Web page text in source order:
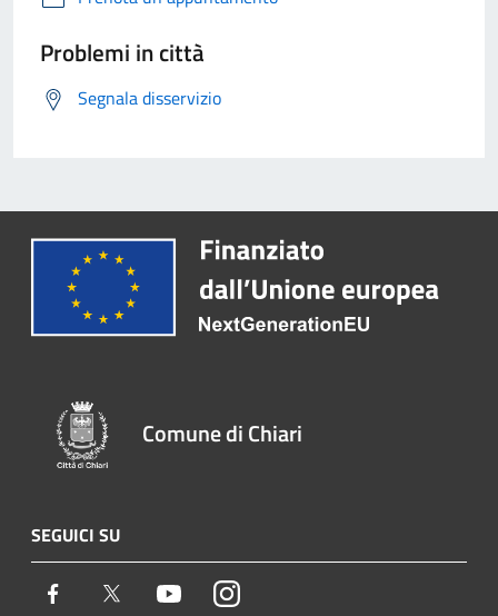
Problemi in città
Segnala disservizio
Comune di Chiari
SEGUICI SU
Facebook Twitter YoutubeInstagram